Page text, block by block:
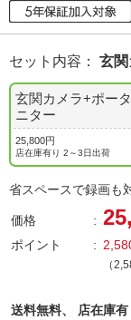
セット内容 ： 玄
玄関カメラ+ポー
ニター
25,800円
店在庫有り 2～3日出荷
省スペースで録画
価格
ポイント
（
送料無料、
店在庫